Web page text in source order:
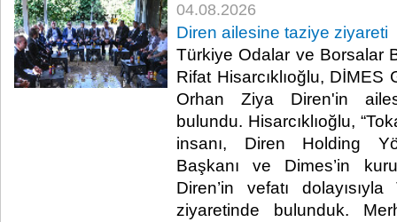
04.08.2026
Diren ailesine taziye ziyareti
Türkiye Odalar ve Borsalar
Rifat Hisarcıklıoğlu,
Orhan Ziya Diren'in
bulundu. Hisarcıklıoğlu,
insanı, Diren Holding
Başkanı ve Dimes’in
Diren’in vefatı
ziyaretinde bulunduk.